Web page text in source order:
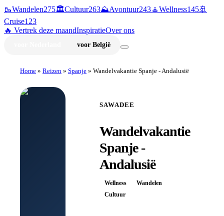
🥾Wandelen275🏛️Cultuur263⛰️Avontuur243🧘Wellness145🚢
Cruise123
🔥 Vertrek deze maandInspiratieOver ons
voor België
Home » Reizen » Spanje » Wandelvakantie Spanje - Andalusië
SAWADEE
Wandelvakantie
Spanje -
Andalusië
Wellness
Wandelen
Cultuur